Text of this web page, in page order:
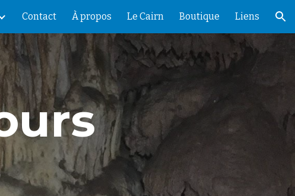
Contact À propos Le Cairn Boutique Liens